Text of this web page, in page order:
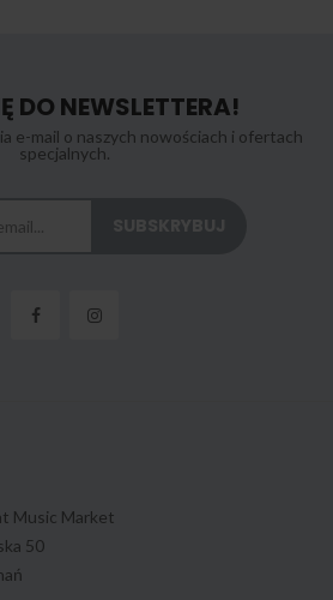
DO NEWSLETTERA!
e-mail o naszych nowościach i ofertach
specjalnych.
Music Market
50